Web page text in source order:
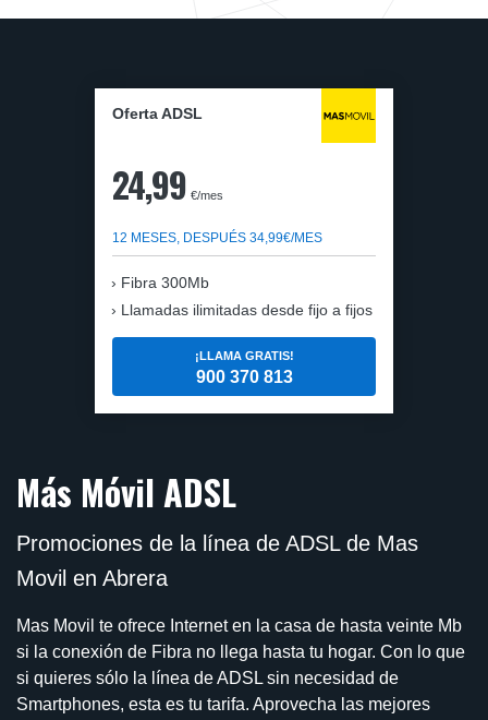
Oferta ADSL
24,99 €/mes
12 MESES, DESPUÉS 34,99€/MES
Fibra 300Mb
Llamadas ilimitadas desde fijo a fijos
¡LLAMA GRATIS!
900 370 813
Más Móvil ADSL
Promociones de la línea de ADSL de Mas
Movil en Abrera
Mas Movil te ofrece Internet en la casa de hasta veinte Mb
si la conexión de Fibra no llega hasta tu hogar. Con lo que
si quieres sólo la línea de ADSL sin necesidad de
Smartphones, esta es tu tarifa. Aprovecha las mejores